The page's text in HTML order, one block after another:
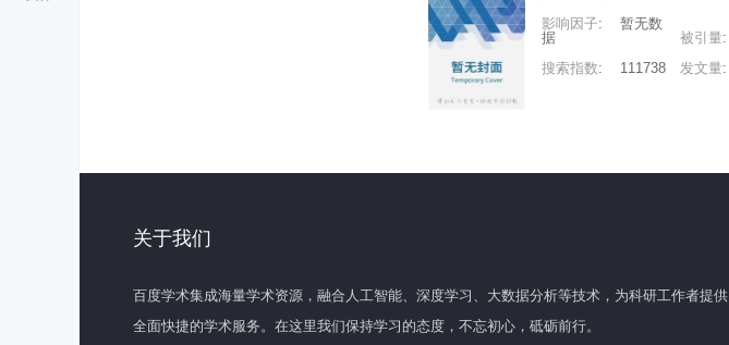
影响因子:
暂无数
据
被引量:
搜索指数: 111738 发文量:
关于我们
百度学术集成海量学术资源，融合人工智能、深度学习、大数据分析等技术，为科研工作者提供
全面快捷的学术服务。在这里我们保持学习的态度，不忘初心，砥砺前行。